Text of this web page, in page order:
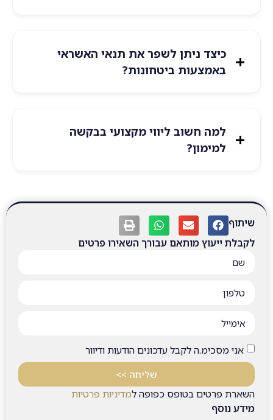
שיתוף
לקבלת ייעוץ מותאם עבורך השאירו פרטים
אני מסכימ.ה לקבל עדכונים הודעות ודיוור
שליחה >>
השארת פרטים בטופס כפופה למדיניות פרטיות
מידע נוסף
כיצד ניתן לשפר את תנאי האשראי
באמצעות ביטחונות?
למה חשוב ליווי מקצועי בבקשה
למימון?